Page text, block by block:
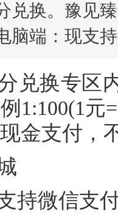
兑换。豫见
脑端：现支
兑换专区
1:100(1元
金支付，
持微信支